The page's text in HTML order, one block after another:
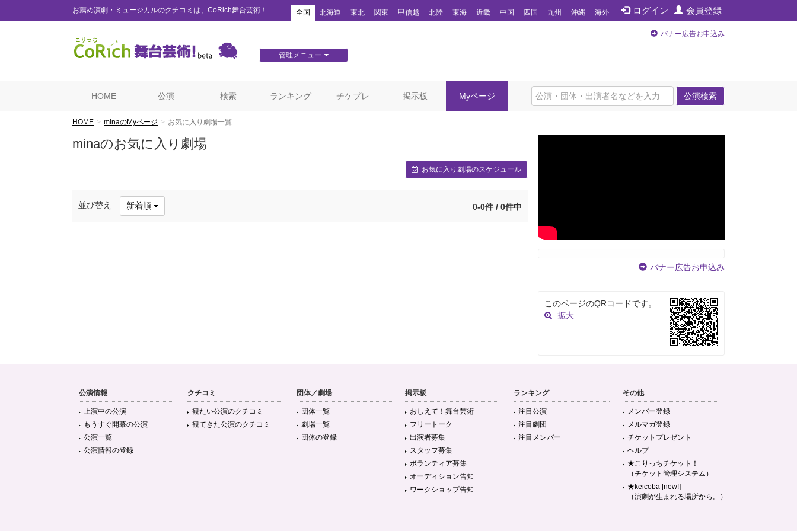
お薦め演劇・ミュージカルのクチコミは、CoRich舞台芸術！ ログイン 会員登録
全国 北海道 東北 関東 甲信越 北陸 東海 近畿 中国 四国 九州 沖縄 海外
管理メニュー
バナー広告お申込み
公演検索
HOME 公演 検索 ランキング チケプレ 掲示板 Myページ
HOME minaのMyページ お気に入り劇場一覧
minaのお気に入り劇場
お気に入り劇場のスケジュール
並び替え 新着順 0-0件 / 0件中
バナー広告お申込み
このページのQRコードです。
拡大
公演情報
上演中の公演
もうすぐ開幕の公演
公演一覧
公演情報の登録
クチコミ
観たい公演のクチコミ
観てきた公演のクチコミ
団体／劇場
団体一覧
劇場一覧
団体の登録
掲示板
おしえて！舞台芸術
フリートーク
出演者募集
スタッフ募集
ボランティア募集
オーディション告知
ワークショップ告知
ランキング
注目公演
注目劇団
注目メンバー
その他
メンバー登録
メルマガ登録
チケットプレゼント
ヘルプ
★こりっちチケット！
（チケット管理システム）
★keicoba [new!]
（演劇が生まれる場所から。）